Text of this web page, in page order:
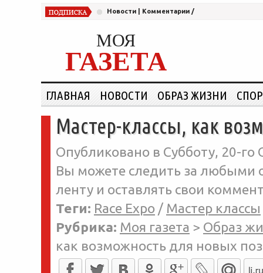
Новости Комментарии /
МОЯ
ГАЗЕТА
ГЛАВНАЯ НОВОСТИ ОБРАЗ ЖИЗНИ
Мастер-классы, как
Опубликовано в Субботу, 20-го
Вы можете следить за любыми
ленту и оставлять свои
Теги: Race Expo / Мастер классы
Рубрика: Моя газета > Образ
как возможность для новых